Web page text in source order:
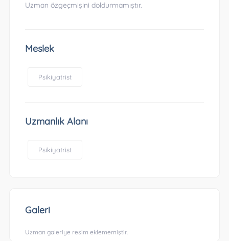
Uzman özgeçmişini doldurmamıştır.
Meslek
Psikiyatrist
Uzmanlık Alanı
Psikiyatrist
Galeri
Uzman galeriye resim eklememiştir.